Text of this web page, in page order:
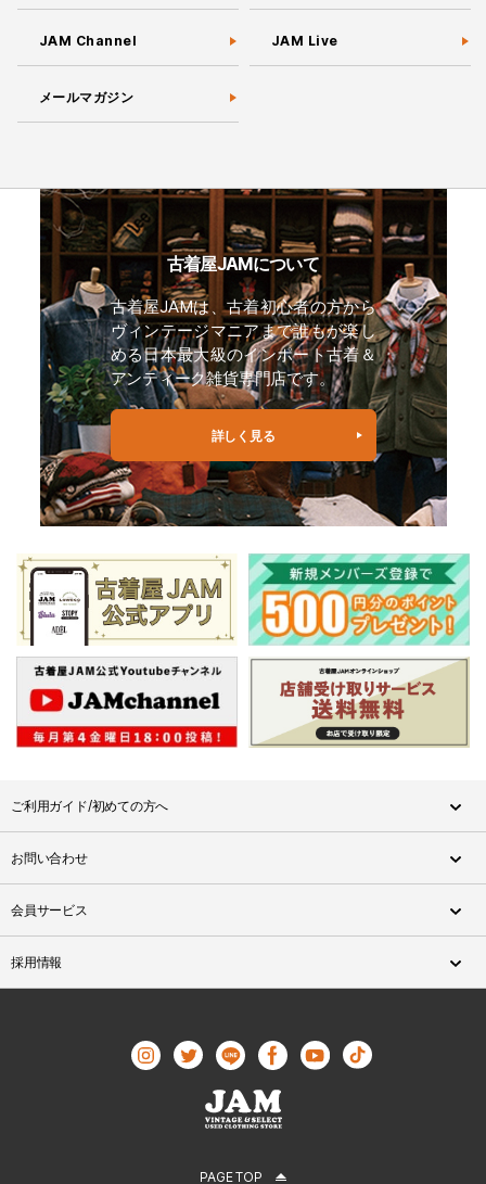
JAM Channel JAM Live
メールマガジン
古着屋JAMについて
古着屋JAMは、古着初心者の方から
ヴィンテージマニアまで誰もが楽し
める日本最大級のインポート古着＆
アンティーク雑貨専門店です。
詳しく見る
ご利用ガイド/初めての方へ
お問い合わせ
会員サービス
採用情報
PAGE TOP